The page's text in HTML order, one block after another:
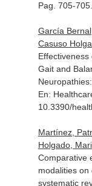
Pag. 705-
García
Casuso
Gait and
En:
10.3390/
Martínez,
Holgado,
Comparative
modalities on
systematic